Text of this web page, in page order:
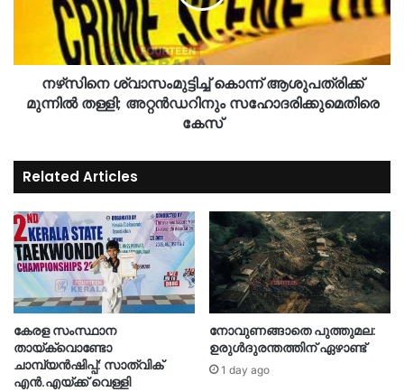
നഴ്‌സിനെ ശ്വാസംമുട്ടിച്ച് കൊന്ന് ആശുപത്രിക്ക്
മുന്നിൽ തള്ളി; അറ്റൻഡറിനും സഹോദരിക്കുമെതിരെ
കേസ്
Related Articles
കേരള സംസ്ഥാന
തായ്‌ക്വൊണ്ടോ
ചാമ്പ്യൻഷിപ്പ്: സാത്വിക്
എൻ.എയ്ക്ക് വെള്ളി
നോവുണങ്ങാതെ പുത്തുമല:
ഉരുൾദുരന്തത്തിന് ഏഴാണ്ട്
1 day ago